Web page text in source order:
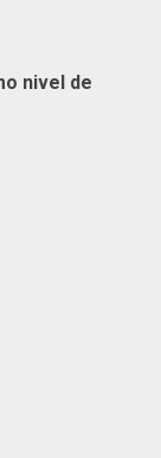
nivel de